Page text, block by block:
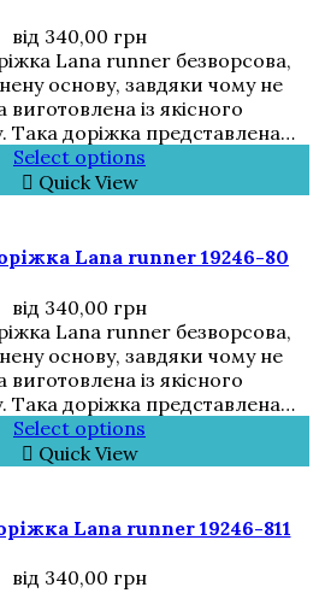
від 340,00 грн
Lana runner безворсова,
основу, завдяки чому не
виготовлена із якісного
Така доріжка представлена…
Select options
Quick View
Lana runner 19246-80
від 340,00 грн
Lana runner безворсова,
основу, завдяки чому не
виготовлена із якісного
Така доріжка представлена…
Select options
Quick View
Lana runner 19246-811
від 340,00 грн